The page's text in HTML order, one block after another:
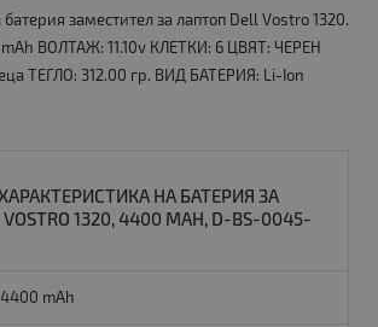
заместител за лаптоп Dell Vostro 1320.
ВОЛТАЖ: 11.10v КЛЕТКИ: 6 ЦВЯТ: ЧЕРЕН
ТЕГЛО: 312.00 гр. ВИД БАТЕРИЯ: Li-Ion
НА БАТЕРИЯ ЗА
1320, 4400 MAH, D-BS-0045-
4400 mAh